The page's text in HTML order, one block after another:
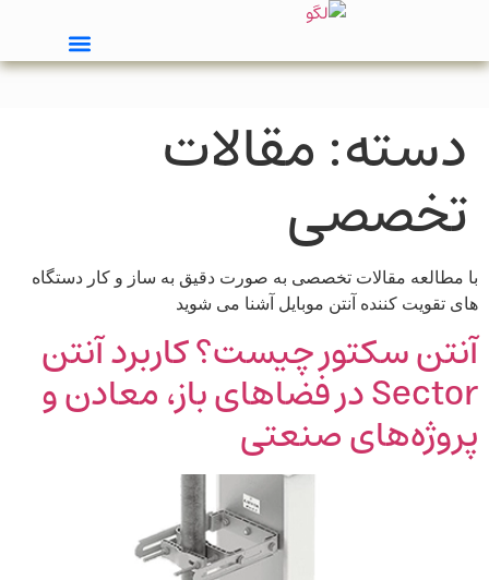
دسته:مقالات
تخصصی
با مطالعه مقالات تخصصی به صورت دقیق به ساز و کار دستگاه
های تقویت کننده آنتن موبایل آشنا می شوید
آنتن سکتور چیست؟ کاربرد آنتن
Sector در فضاهای باز، معادن و
پروژه‌های صنعتی